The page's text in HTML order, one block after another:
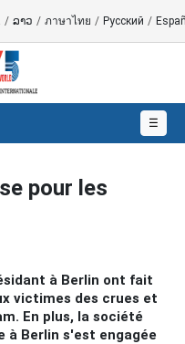
/ ລາວ / ภาษาไทย / Русский /
☰
pour les
à Berlin ont fait
victimes des crues et
En plus, la société
à Berlin s'est engagée